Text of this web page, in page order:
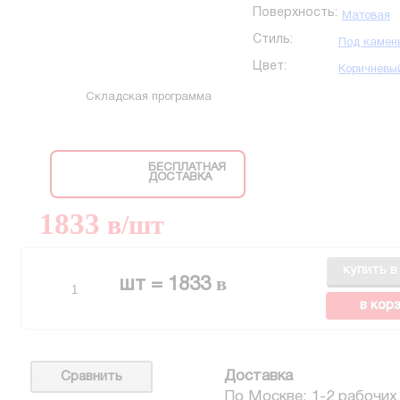
Поверхность: Матовая
Стиль: Под
Цвет:
Складская программа
БЕСПЛАТНАЯ
ДОСТАВКА
1833 в/шт
шт = 1833в
купить
в
Сравнить
Доставка
По Москве: 1-2 рабочих